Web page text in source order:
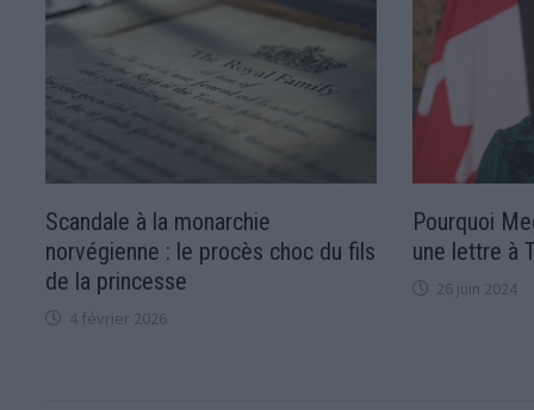
Scandale à la monarchie
norvégienne : le procès choc du fils
de la princesse
4 février 2026
Pourquoi
une lettre à
26 juin 2024